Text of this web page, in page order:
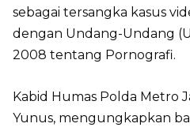
sebagai tersangka kasus
dengan Undang-Undang
2008 tentang Pornografi.
Kabid Humas Polda Metro
Yunus, mengungkapkan